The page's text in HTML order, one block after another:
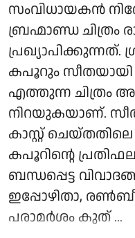
സംവിധായകൻ
ബ്രഹ്മാണ്ഡ ചിത്രം
പ്രഖ്യാപിക്കുന്നത്.
കപൂറും സീതയായി
എത്തുന്ന ചിത്രം
നിറയുകയാണ്.
കാസ്റ്റ്
കപൂറിന്റെ
ബന്ധപ്പെട്ട
ഇപ്പോഴിതാ,
പരാമർശം കുത് ...